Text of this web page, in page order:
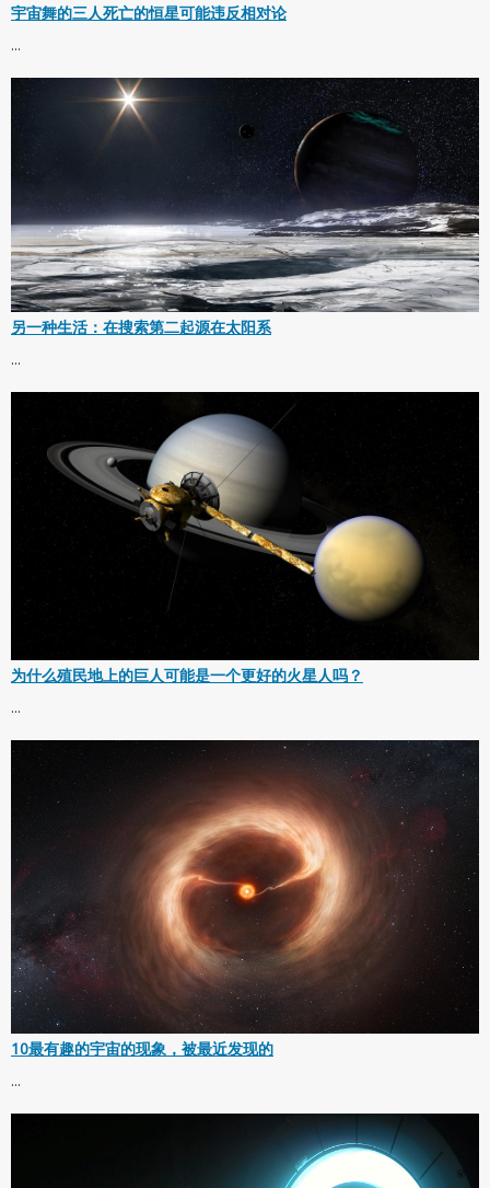
宇宙舞的三人死亡的恒星可能违反相对论
...
另一种生活：在搜索第二起源在太阳系
...
为什么殖民地上的巨人可能是一个更好的火星人吗？
...
10最有趣的宇宙的现象，被最近发现的
...